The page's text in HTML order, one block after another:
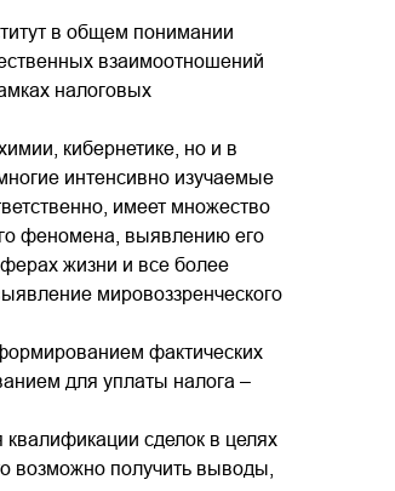
в общем понимании
взаимоотношений
налоговых
кибернетике, но и в
интенсивно изучаемые
имеет множество
феномена, выявлению его
жизни и все более
мировоззренческого
фактических
для уплаты налога –
сделок в целях
возможно получить выводы,